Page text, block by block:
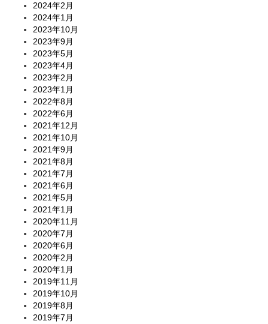
2024年2月
2024年1月
2023年10月
2023年9月
2023年5月
2023年4月
2023年2月
2023年1月
2022年8月
2022年6月
2021年12月
2021年10月
2021年9月
2021年8月
2021年7月
2021年6月
2021年5月
2021年1月
2020年11月
2020年7月
2020年6月
2020年2月
2020年1月
2019年11月
2019年10月
2019年8月
2019年7月